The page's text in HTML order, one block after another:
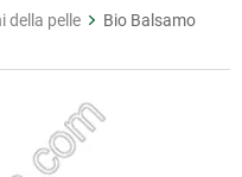
della pelle
Bio Balsamo